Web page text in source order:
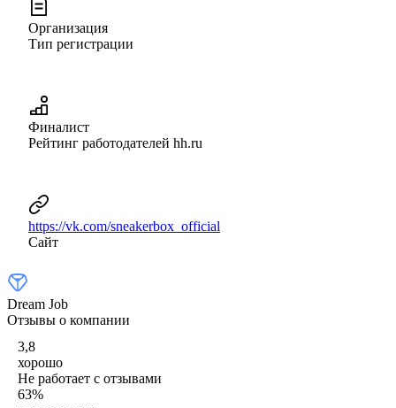
Организация
Тип регистрации
Финалист
Рейтинг работодателей hh.ru
https://vk.com/sneakerbox_official
Сайт
Dream Job
Отзывы о компании
3,8
хорошо
Не работает с отзывами
63%